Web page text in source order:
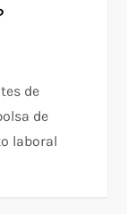
de
de
laboral